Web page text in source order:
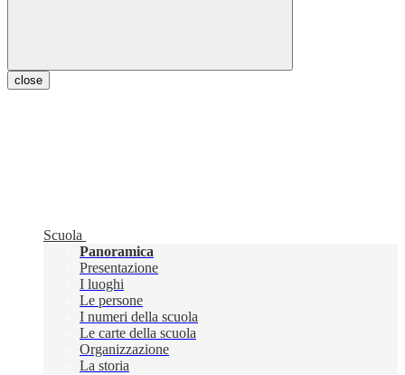
close
Scuola
Panoramica
Presentazione
I luoghi
Le persone
I numeri della scuola
Le carte della scuola
Organizzazione
La storia